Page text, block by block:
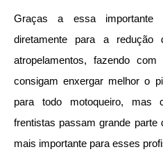
Graças a essa importante
diretamente para a
atropelamentos, fazendo
consigam enxergar melhor o
para todo motoqueiro, mas
frentistas passam grande parte
mais importante para esses